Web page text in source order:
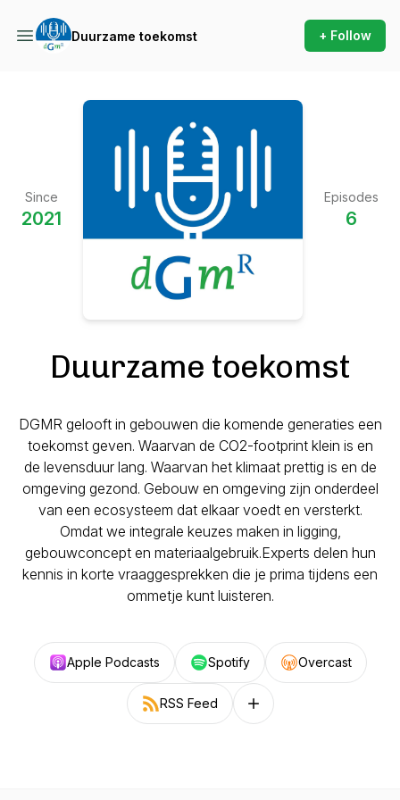
Duurzame toekomst + Follow
Since
2021
Episodes
6
Duurzame toekomst
DGMR gelooft in gebouwen die komende generaties een
toekomst geven. Waarvan de CO2-footprint klein is en
de levensduur lang. Waarvan het klimaat prettig is en de
omgeving gezond. Gebouw en omgeving zijn onderdeel
van een ecosysteem dat elkaar voedt en versterkt.
Omdat we integrale keuzes maken in ligging,
gebouwconcept en materiaalgebruik.Experts delen hun
kennis in korte vraaggesprekken die je prima tijdens een
ommetje kunt luisteren.
Apple Podcasts Spotify Overcast
RSS Feed Follow on other platforms